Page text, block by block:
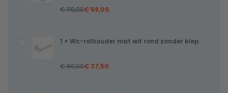
wandbevestiging
compleet
€119,00€ 59,00
1 × Wc-rolhouder mat wit rond zonder klep
€60,00€ 37,50